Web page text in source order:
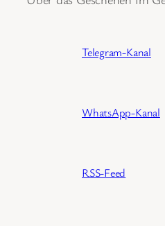
Telegram-Kanal
WhatsApp-Kanal
RSS-Feed